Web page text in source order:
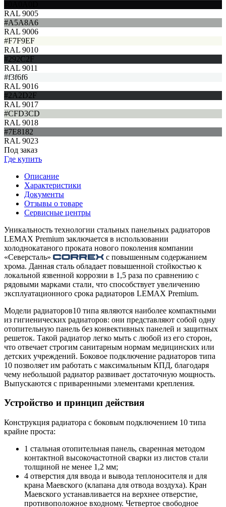
RAL 9005
#A5A8A6
RAL 9006
#F7F9EF
RAL 9010
#292C2F
RAL 9011
#f3f6f6
RAL 9016
#2A2D2F
RAL 9017
#CFD3CD
RAL 9018
#7E8182
RAL 9023
Под заказ
Где купить
Описание
Характеристики
Документы
Отзывы о товаре
Сервисные центры
Уникальность технологии стальных панельных радиаторов
LEMAX Premium заключается в использовании
холоднокатаного проката нового поколения компании
«Северсталь»
с повышенным содержанием
хрома. Данная сталь обладает повышенной стойкостью к
локальной язвенной коррозии в 1,5 раза по сравнению с
рядовыми марками стали, что способствует увеличению
эксплуатационного срока радиаторов LEMAX Premium.
Модели радиаторов10 типа являются наиболее компактными
из гигиенических радиаторов: они представляют собой одну
отопительную панель без конвективных панелей и защитных
решеток. Такой радиатор легко мыть с любой из его сторон,
что отвечает строгим санитарным нормам медицинских или
детских учреждений. Боковое подключение радиаторов типа
10 позволяет им работать с максимальным КПД, благодаря
чему небольшой радиатор развивает достаточную мощность.
Выпускаются с приваренными элементами крепления.
Устройство и принцип действия
Конструкция радиатора с боковым подключением 10 типа
крайне проста:
1 стальная отопительная панель, сваренная методом
контактной высокочастотной сварки из листов стали
толщиной не менее 1,2 мм;
4 отверстия для ввода и вывода теплоносителя и для
крана Маевского (клапана для отвода воздуха). Кран
Маевского устанавливается на верхнее отверстие,
противоположное входному. Четвертое свободное